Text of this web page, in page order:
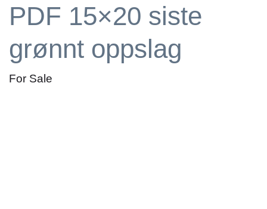
PDF 15×20 siste
grønnt oppslag
For Sale